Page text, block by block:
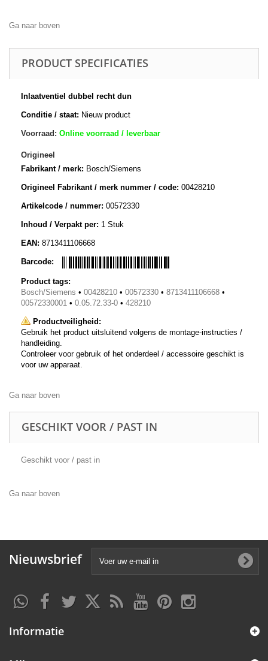
Ga naar boven
PRODUCT SPECIFICATIES
Inlaatventiel dubbel recht dun
Conditie / staat: Nieuw product
Voorraad: Online voorraad / leverbaar
Origineel
Fabrikant / merk: Bosch/Siemens
Origineel Fabrikant / merk nummer / code: 00428210
Artikelcode / nummer: 00572330
Inhoud / Verpakt per: 1 Stuk
EAN: 8713411106668
Barcode:
Product tags:
Bosch/Siemens • 00428210 • 00572330 • 8713411106668 •
00572330001 • 0.05.72.33-0 • 428210
Productveiligheid:
Gebruik het product uitsluitend volgens de montage-instructies /
handleiding.
Controleer voor gebruik of het onderdeel / accessoire geschikt is
voor uw apparaat.
Ga naar boven
GESCHIKT VOOR / PAST IN
Geschikt voor / past in
Ga naar boven
Nieuwsbrief
Informatie